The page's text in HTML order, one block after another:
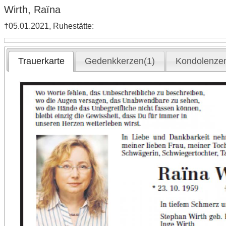
Wirth, Raïna
†05.01.2021, Ruhestätte:
Trauerkarte Gedenkkerzen(1)